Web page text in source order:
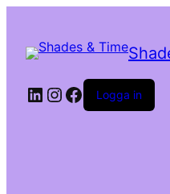
LinkedIn
Instagram
Facebook
Logga in